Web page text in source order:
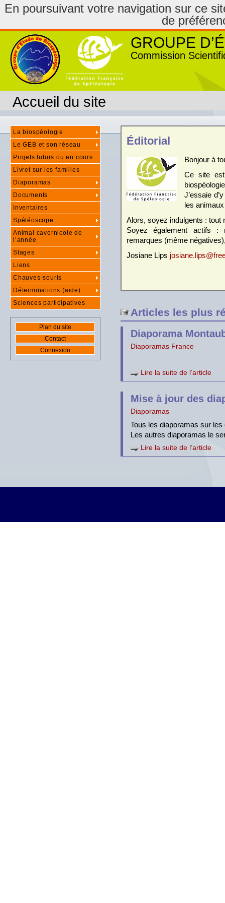
En poursuivant votre navigation sur ce
de
GROUPE
Commission
Accueil du site
Éditorial
Bonjour à
Ce site
J’essaie
les
Alors, soyez indulgents : tout
Soyez également actifs :
remarques (même
Josiane Lips
Articles les plus
Diaporama
Diaporamas France
Lire la suite de l’article
Mise à jour des
Diaporamas
Tous les diaporamas sur
Les autres diaporamas le
Lire la suite de l’article
La biospéologie
Le GEB et son réseau
Projets futurs ou en cours
Livret sur les familles
Diaporamas
Documents
Inventaires
Spéléoscope
Animal cavernicole de
l’année
Stages
Liens
Chauves-souris
Déterminations (aide)
Sciences participatives
Plan du site
Contact
Connexion